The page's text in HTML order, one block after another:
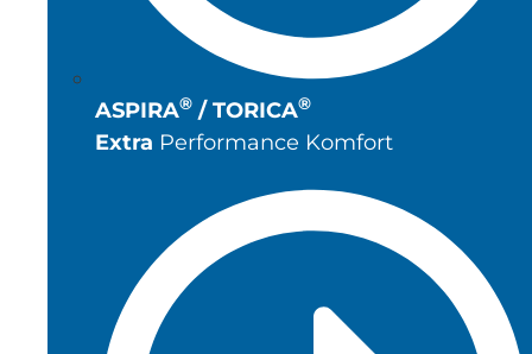
ASPIRA® / TORICA®
Extra Performance Komfort